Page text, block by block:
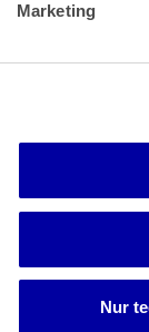
Marketing
Nur
Barrierefreiheit